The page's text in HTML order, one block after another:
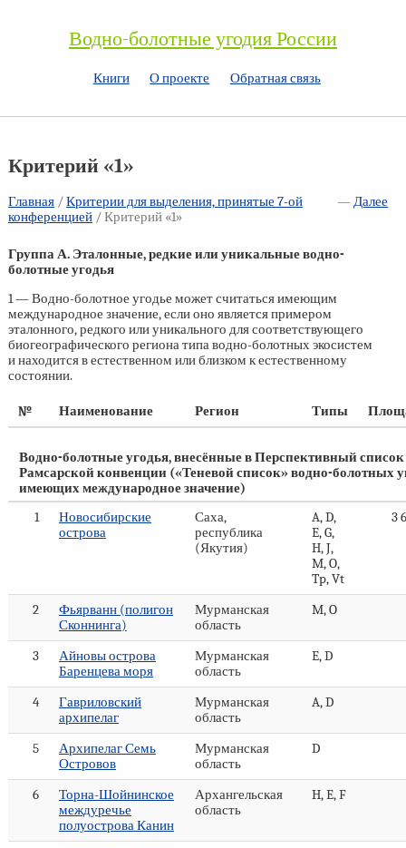
Водно-болотные угодия России
Книги О проекте Обратная связь
Критерий «1»
Главная/ —Далее
Критерии для выделения, принятые 7-ой
конференцией/ Критерий «1»
Группа А. Эталонные, редкие или уникальные водно-
болотные угодья
1 — Водно-болотное угодье может считаться имеющим
международное значение, если оно является примером
эталонного, редкого или уникального для соответствующего
биогеографического региона типа водно-болотных экосистем
и находится в естественном или близком к естественному
состоянии.
№ Наименование Регион Типы
Водно-болотные угодья, внесённые в Перспективный список
Рамсарской конвенции («Теневой список» водно-болотных
имеющих международное значение)
1
Новосибирские
острова
Саха,
республика
(Якутия)
A, D,
E, G,
H, J,
M, O,
Tp, Vt
3
2
Фьярванн (полигон
Сконнинга)
Мурманская
область
M, O
3
Айновы острова
Баренцева моря
Мурманская
область
E, D
4
Гавриловский
архипелаг
Мурманская
область
A, D
5
Архипелаг Семь
Островов
Мурманская
область
D
6
Торна-Шойнинское
междуречье
полуострова Канин
Архангельская
область
H, E, F